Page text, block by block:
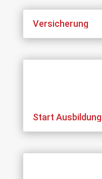
Versicherung
Start Ausbildung